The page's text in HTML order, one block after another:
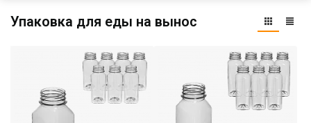
Упаковка для еды на вынос